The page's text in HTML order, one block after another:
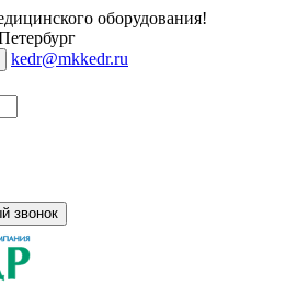
оборудования!
kedr@mkkedr.ru